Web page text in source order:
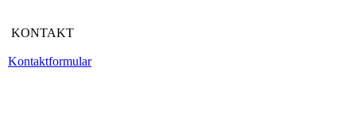
KONTAKT
Kontaktformular